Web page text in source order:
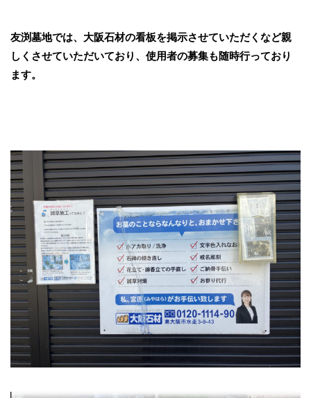
友渕墓地では、大阪石材の看板を掲示させていただくなど親
しくさせていただいており、使用者の募集も随時行っており
ます。